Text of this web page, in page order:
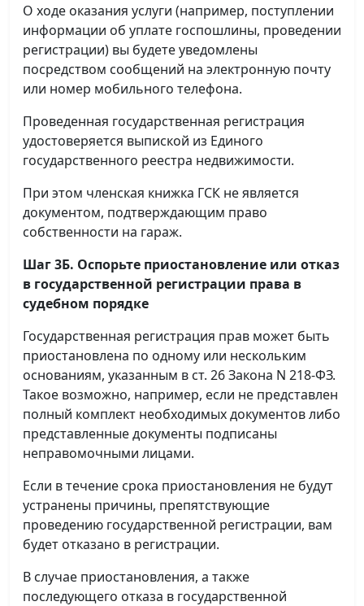
О ходе оказания услуги (например, поступлении
информации об уплате госпошлины, проведении
регистрации) вы будете уведомлены
посредством сообщений на электронную почту
или номер мобильного телефона.
Проведенная государственная регистрация
удостоверяется выпиской из Единого
государственного реестра недвижимости.
При этом членская книжка ГСК не является
документом, подтверждающим право
собственности на гараж.
Шаг 3Б. Оспорьте приостановление или отказ
в государственной регистрации права в
судебном порядке
Государственная регистрация прав может быть
приостановлена по одному или нескольким
основаниям, указанным в ст. 26 Закона N 218-ФЗ.
Такое возможно, например, если не представлен
полный комплект необходимых документов либо
представленные документы подписаны
неправомочными лицами.
Если в течение срока приостановления не будут
устранены причины, препятствующие
проведению государственной регистрации, вам
будет отказано в регистрации.
В случае приостановления, а также
последующего отказа в государственной